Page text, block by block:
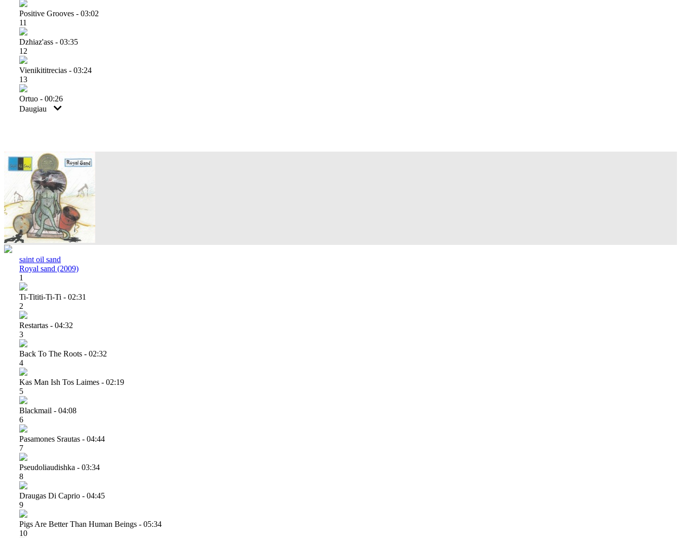
Positive Grooves - 03:02
11
Dzhiaz'ass - 03:35
12
Vienikititrecias - 03:24
13
Ortuo - 00:26
Daugiau
saint oil sand
Royal sand (2009)
1
Ti-Tititi-Ti-Ti - 02:31
2
Restartas - 04:32
3
Back To The Roots - 02:32
4
Kas Man Ish Tos Laimes - 02:19
5
Blackmail - 04:08
6
Pasamones Srautas - 04:44
7
Pseudoliaudishka - 03:34
8
Draugas Di Caprio - 04:45
9
Pigs Are Better Than Human Beings - 05:34
10